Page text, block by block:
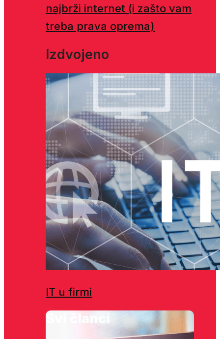
najbrži internet (i zašto vam
treba prava oprema)
Izdvojeno
IT u firmi
Svi članci